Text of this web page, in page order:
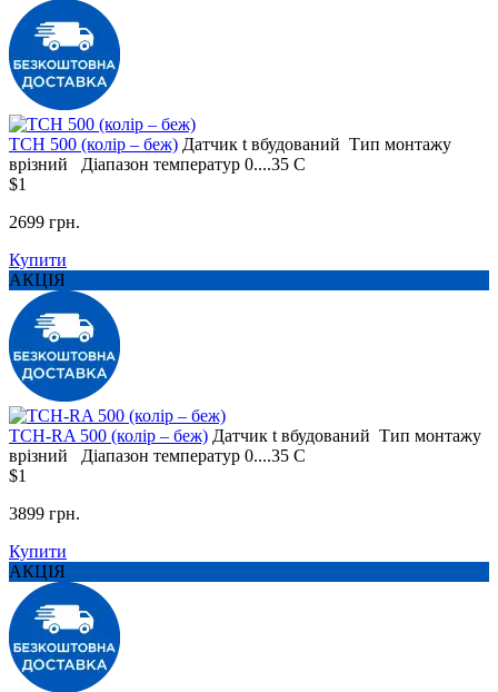
TCH 500 (колір – беж) Датчик t вбудований Тип монтажу
врізний
Діапазон температур 0....35 С
$1
2699 грн.
Купити
АКЦІЯ
TCH-RA 500 (колір – беж) Датчик t вбудований Тип монтажу
врізний
Діапазон температур 0....35 С
$1
3899 грн.
Купити
АКЦІЯ